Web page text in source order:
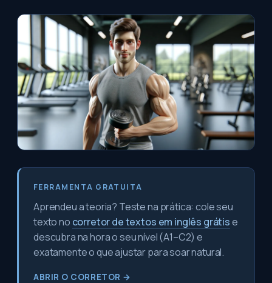
FERRAMENTA GRATUITA
Aprendeu a teoria? Teste na prática: cole seu
texto no corretor de textos em inglês grátise
descubra na hora o seu nível (A1–C2) e
exatamente o que ajustar para soar natural.
ABRIR O CORRETOR →